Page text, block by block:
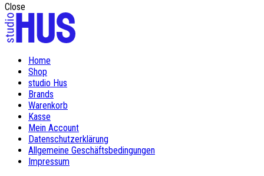
Close
Home
Shop
studio Hus
Brands
Warenkorb
Kasse
Mein Account
Datenschutzerklärung
Allgemeine Geschäftsbedingungen
Impressum